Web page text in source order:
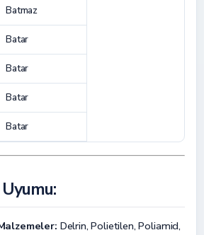
Batmaz
Batar
Batar
Batar
Batar
Delrin, Polietilen, Poliamid,